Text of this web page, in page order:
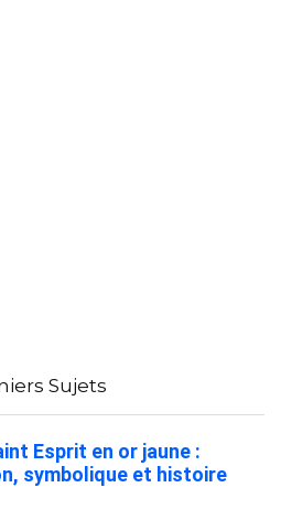
Sujets
Esprit en or jaune :
symbolique et histoire